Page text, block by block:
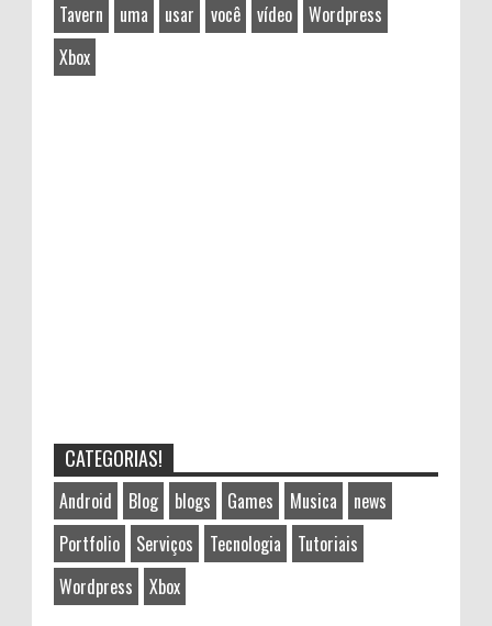
Tavern
uma usar você vídeo
Wordpress
Xbox
CATEGORIAS!
Android Blog blogs Games Musica
news
Portfolio
Serviços Tecnologia
Tutoriais
Wordpress
Xbox